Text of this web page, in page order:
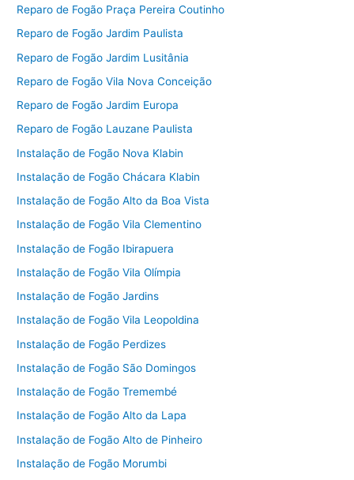
Reparo de Fogão Praça Pereira Coutinho
Reparo de Fogão Jardim Paulista
Reparo de Fogão Jardim Lusitânia
Reparo de Fogão Vila Nova Conceição
Reparo de Fogão Jardim Europa
Reparo de Fogão Lauzane Paulista
Instalação de Fogão Nova Klabin
Instalação de Fogão Chácara Klabin
Instalação de Fogão Alto da Boa Vista
Instalação de Fogão Vila Clementino
Instalação de Fogão Ibirapuera
Instalação de Fogão Vila Olímpia
Instalação de Fogão Jardins
Instalação de Fogão Vila Leopoldina
Instalação de Fogão Perdizes
Instalação de Fogão São Domingos
Instalação de Fogão Tremembé
Instalação de Fogão Alto da Lapa
Instalação de Fogão Alto de Pinheiro
Instalação de Fogão Morumbi